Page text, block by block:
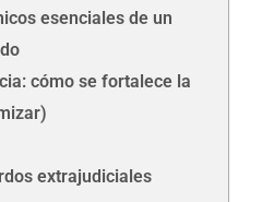
esenciales de un
cómo se fortalece la
extrajudiciales